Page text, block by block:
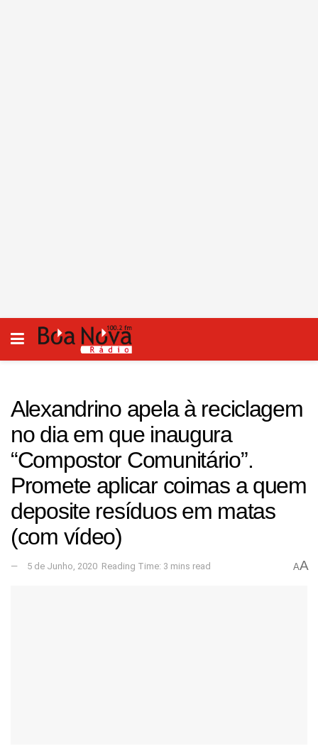
Alexandrino apela à reciclagem
no dia em que inaugura
“Compostor Comunitário”.
Promete aplicar coimas a quem
deposite resíduos em matas
(com vídeo)
5 de Junho, 2020 Reading Time: 3 mins read AA